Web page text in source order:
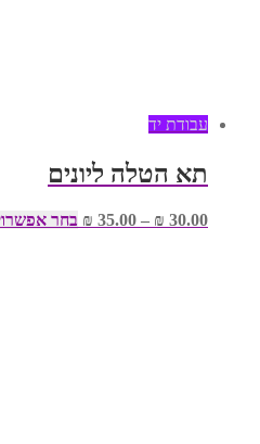
עבודת יד
תא הטלה ליונים
₪ 30.00
–
₪ 35.00 בחר